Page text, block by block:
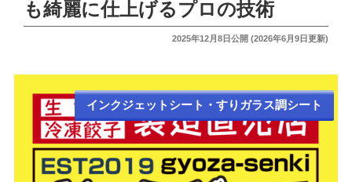
も綺麗に仕上げるプロの技術
投
2025年12月8日公開 (2026年6月9日更新)
インクジェットシート・すりガラス調シート